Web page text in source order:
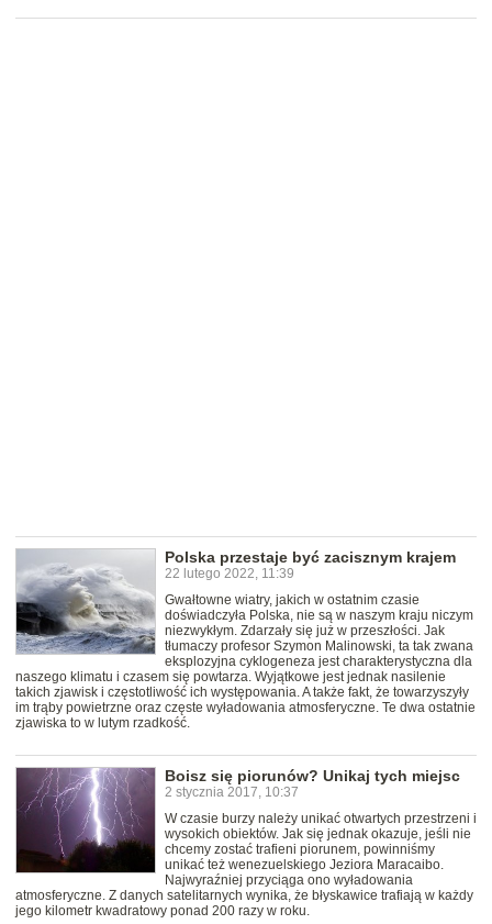
Polska przestaje być zacisznym krajem
22 lutego 2022, 11:39
Gwałtowne wiatry, jakich w ostatnim czasie
doświadczyła Polska, nie są w naszym kraju niczym
niezwykłym. Zdarzały się już w przeszłości. Jak
tłumaczy profesor Szymon Malinowski, ta tak zwana
eksplozyjna cyklogeneza jest charakterystyczna dla
naszego klimatu i czasem się powtarza. Wyjątkowe jest jednak nasilenie
takich zjawisk i częstotliwość ich występowania. A także fakt, że towarzyszyły
im trąby powietrzne oraz częste wyładowania atmosferyczne. Te dwa ostatnie
zjawiska to w lutym rzadkość.
Boisz się piorunów? Unikaj tych miejsc
2 stycznia 2017, 10:37
W czasie burzy należy unikać otwartych przestrzeni i
wysokich obiektów. Jak się jednak okazuje, jeśli nie
chcemy zostać trafieni piorunem, powinniśmy
unikać też wenezuelskiego Jeziora Maracaibo.
Najwyraźniej przyciąga ono wyładowania
atmosferyczne. Z danych satelitarnych wynika, że błyskawice trafiają w każdy
jego kilometr kwadratowy ponad 200 razy w roku.